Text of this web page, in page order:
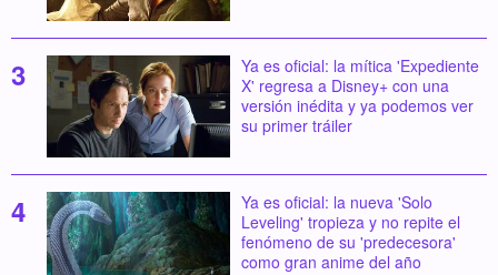
Ya es oficial: la mítica 'Expediente
X' regresa a Disney+ con una
versión inédita y ya podemos ver
su primer tráiler
Ya es oficial: la nueva 'Solo
Leveling' tropieza y no repite el
fenómeno de su 'predecesora'
como gran anime del año